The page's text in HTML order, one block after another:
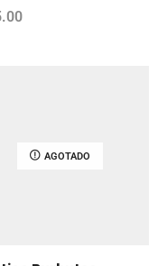
AGOTADO